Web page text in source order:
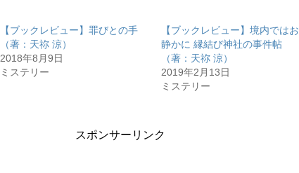
【ブックレビュー】罪びとの手
（著：天祢 涼）
2018年8月9日
ミステリー
【ブックレビュー】境内ではお
静かに 縁結び神社の事件帖
（著：天祢 涼）
2019年2月13日
ミステリー
スポンサーリンク